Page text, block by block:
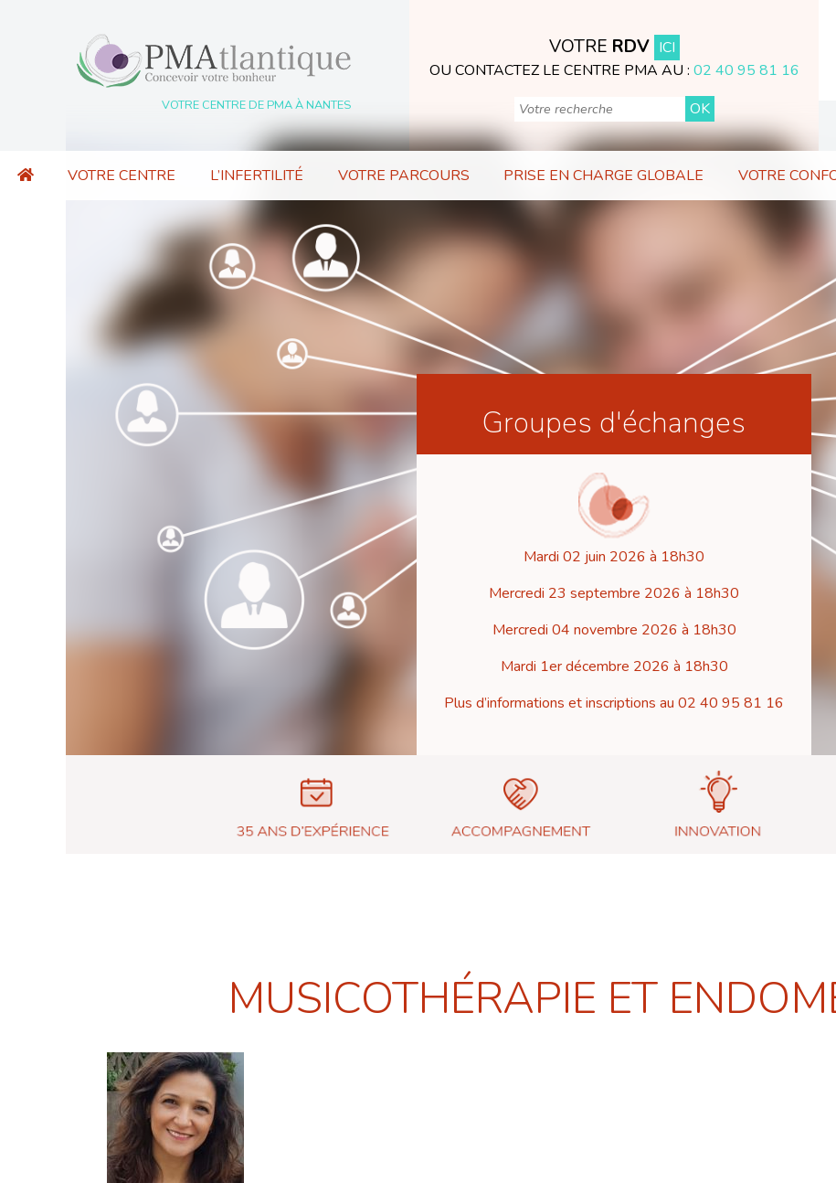
VOTRE CENTRE DE PMA À NANTES
VOTRE RDV ICI
OU CONTACTEZ LE CENTRE PMA AU : 02 40 95 81 16
VOTRE CENTRE L’INFERTILITÉ VOTRE PARCOURS PRISE EN CHARGE GLOBALE VOTRE
Groupes d'échanges
Mardi 02 juin 2026 à 18h30
Mercredi 23 septembre 2026 à 18h30
Mercredi 04 novembre 2026 à 18h30
Mardi 1er décembre 2026 à 18h30
Plus d’informations et inscriptions au 02 40 95 81 16
MUSICOTHÉRAPIE ET